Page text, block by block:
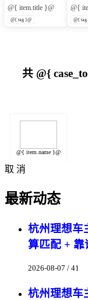
@{ item.title }@
@{ tag }@
@{
@{ tag
共 @{
@{ item.name }@
取 消
最新动态
杭州理想车
算匹配 +
2026-08-07 / 41
杭州理想车